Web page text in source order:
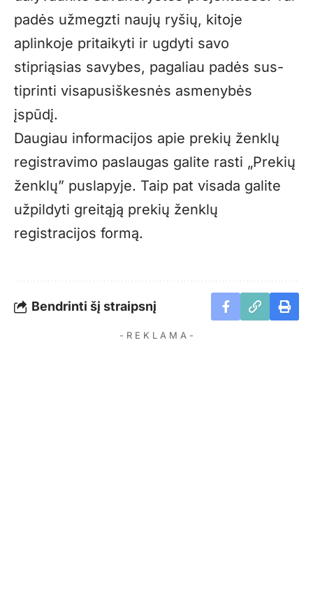
padės užmegzti naujų ryšių, kitoje
aplinkoje pritaikyti ir ugdyti savo
stipriąsias savybes, pagaliau padės sus­
tiprinti visapusiškesnės asmenybės
įspūdį.
Daugiau informacijos apie prekių ženklų
registravimo paslaugas galite rasti „Prekių
ženklų” puslapyje. Taip pat visada galite
užpildyti greitąją prekių ženklų
registracijos formą.
Bendrinti šį straipsnį
- R E K L A M A -